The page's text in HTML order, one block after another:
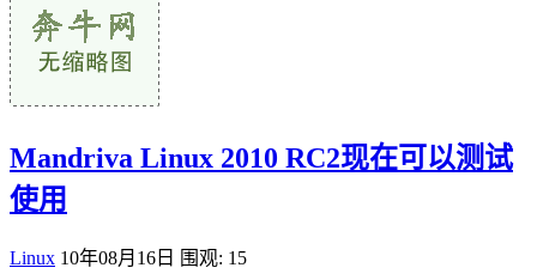
Mandriva Linux 2010 RC2现在可以测试
使用
Linux 10年08月16日 围观: 15